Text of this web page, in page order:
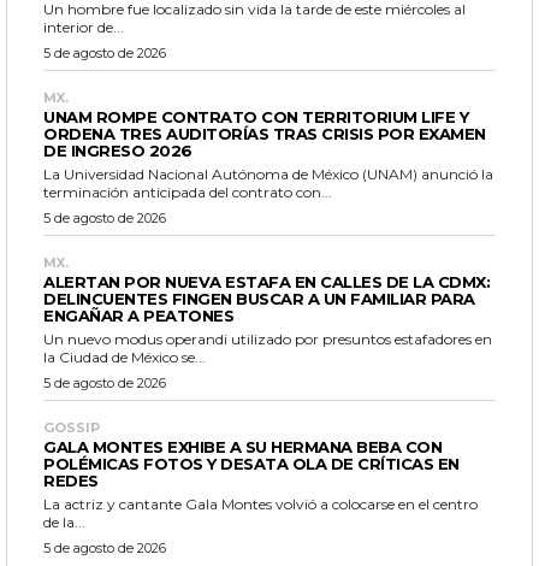
Un hombre fue localizado sin vida la tarde de este miércoles al
interior de...
5 de agosto de 2026
MX.
UNAM ROMPE CONTRATO CON TERRITORIUM LIFE Y
ORDENA TRES AUDITORÍAS TRAS CRISIS POR EXAMEN
DE INGRESO 2026
La Universidad Nacional Autónoma de México (UNAM) anunció la
terminación anticipada del contrato con...
5 de agosto de 2026
MX.
ALERTAN POR NUEVA ESTAFA EN CALLES DE LA CDMX:
DELINCUENTES FINGEN BUSCAR A UN FAMILIAR PARA
ENGAÑAR A PEATONES
Un nuevo modus operandi utilizado por presuntos estafadores en
la Ciudad de México se...
5 de agosto de 2026
GOSSIP
GALA MONTES EXHIBE A SU HERMANA BEBA CON
POLÉMICAS FOTOS Y DESATA OLA DE CRÍTICAS EN
REDES
La actriz y cantante Gala Montes volvió a colocarse en el centro
de la...
5 de agosto de 2026